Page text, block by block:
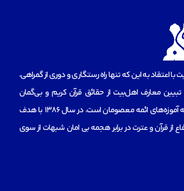
اعتقاد به این که تنها راه رستگاری و دوری از گمراهی،
معارف اهل‌بیت از حقائق قرآن کریم و بی‌گمان
معارف اعتقادی سرلوحه آموزه‌های ائمه معصومان است، در سال 1386 با هدف
قرآن و عترت در برابر هجمه بی امان شبهات از سوی